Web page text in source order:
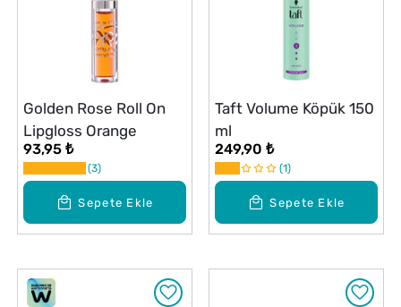
Sepete Ekle
Golden Rose Roll On
Lipgloss Orange
93,95 ₺
3
Sepete Ekle
Taft Volume Köpük 150
ml
249,90 ₺
1